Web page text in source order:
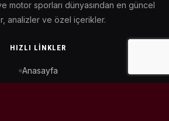
motor sporları dünyasından en güncel
analizler ve özel içerikler.
HIZLI LINKLER
Anasayfa